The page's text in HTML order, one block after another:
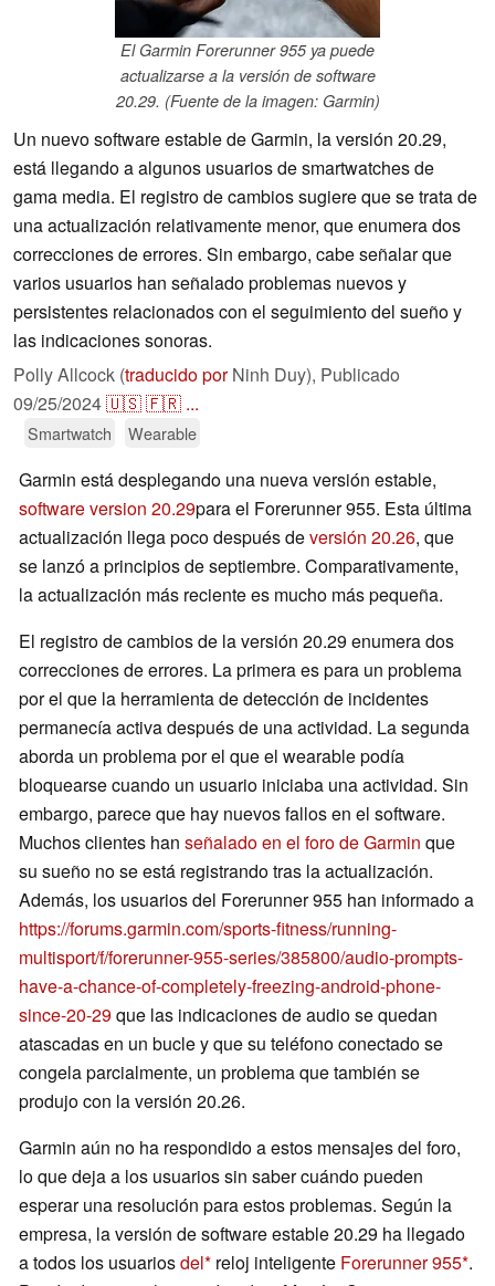
El Garmin Forerunner 955 ya puede
actualizarse a la versión de software
20.29. (Fuente de la imagen: Garmin)
Un nuevo software estable de Garmin, la versión 20.29,
está llegando a algunos usuarios de smartwatches de
gama media. El registro de cambios sugiere que se trata de
una actualización relativamente menor, que enumera dos
correcciones de errores. Sin embargo, cabe señalar que
varios usuarios han señalado problemas nuevos y
persistentes relacionados con el seguimiento del sueño y
las indicaciones sonoras.
Polly Allcock (traducido porNinh Duy), Publicado
09/25/2024🇺🇸🇫🇷 ...
Smartwatch Wearable
Garmin está desplegando una nueva versión estable,
software version 20.29para el Forerunner 955. Esta última
actualización llega poco después deversión 20.26, que
se lanzó a principios de septiembre. Comparativamente,
la actualización más reciente es mucho más pequeña.
El registro de cambios de la versión 20.29 enumera dos
correcciones de errores. La primera es para un problema
por el que la herramienta de detección de incidentes
permanecía activa después de una actividad. La segunda
aborda un problema por el que el wearable podía
bloquearse cuando un usuario iniciaba una actividad. Sin
embargo, parece que hay nuevos fallos en el software.
Muchos clientes han señalado en el foro de Garmin que
su sueño no se está registrando tras la actualización.
Además, los usuarios del Forerunner 955 han informado a
https://forums.garmin.com/sports-fitness/running-
multisport/f/forerunner-955-series/385800/audio-prompts-
have-a-chance-of-completely-freezing-android-phone-
since-20-29que las indicaciones de audio se quedan
atascadas en un bucle y que su teléfono conectado se
congela parcialmente, un problema que también se
produjo con la versión 20.26.
Garmin aún no ha respondido a estos mensajes del foro,
lo que deja a los usuarios sin saber cuándo pueden
esperar una resolución para estos problemas. Según la
empresa, la versión de software estable 20.29 ha llegado
a todos los usuariosdel reloj inteligente Forerunner 955 .